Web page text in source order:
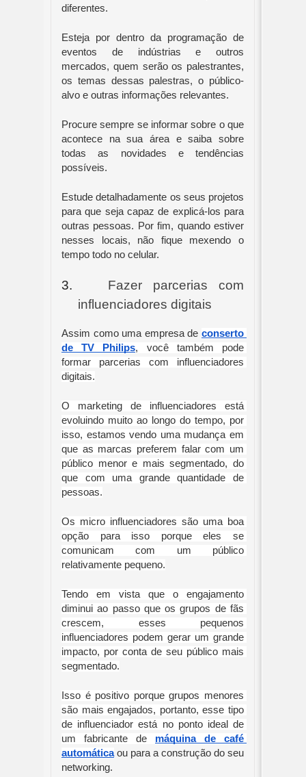
diferentes.
Esteja por dentro da programação de
eventos de indústrias e outros
mercados, quem serão os palestrantes,
os temas dessas palestras, o público-
alvo e outras informações relevantes.
Procure sempre se informar sobre o que
acontece na sua área e saiba sobre
todas as novidades e tendências
possíveis.
Estude detalhadamente os seus projetos
para que seja capaz de explicá-los para
outras pessoas. Por fim, quando estiver
nesses locais, não fique mexendo o
tempo todo no celular.
3.
Fazer parcerias com
influenciadores digitais
Assim como uma empresa de conserto
de TV Philips, você também pode
formar parcerias com influenciadores
digitais.
O marketing de influenciadores está
evoluindo muito ao longo do tempo, por
isso, estamos vendo uma mudança em
que as marcas preferem falar com um
público menor e mais segmentado, do
que com uma grande quantidade de
pessoas.
Os micro influenciadores são uma boa
opção para isso porque eles se
comunicam com um público
relativamente pequeno.
Tendo em vista que o engajamento
diminui ao passo que os grupos de fãs
crescem, esses pequenos
influenciadores podem gerar um grande
impacto, por conta de seu público mais
segmentado.
Isso é positivo porque grupos menores
são mais engajados, portanto, esse tipo
de influenciador está no ponto ideal de
um fabricante de máquina de café
automática ou para a construção do seu
networking.